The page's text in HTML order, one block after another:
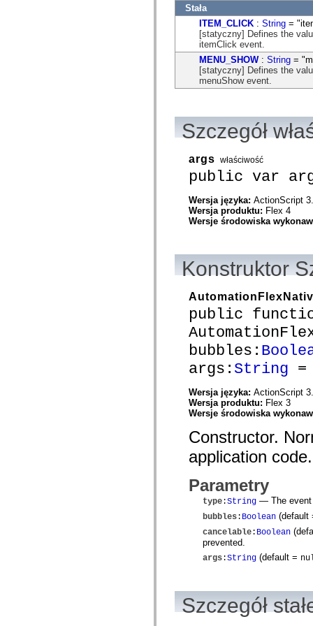
com.adobe.ep.ux.content.services.permissions
com.adobe.ep.ux.content.services.query
com.adobe.ep.ux.content.services.version
com.adobe.ep.ux.content.view.components.activate
com.adobe.ep.ux.content.view.components.grid.hover
com.adobe.ep.ux.content.view.components.grid.hover.component
com.adobe.ep.ux.content.view.components.grid.renderers
com.adobe.ep.ux.content.view.components.review
com.adobe.ep.ux.content.view.components.search.renderers
com.adobe.ep.ux.content.view.components.searchpod
com.adobe.ep.ux.content.view.components.version
com.adobe.ep.ux.documentsubmit.component
com.adobe.ep.ux.documentsubmit.domain
com.adobe.ep.ux.webdocumentviewer.domain
Stała
ITEM_CLICK : String =
[statyczny] Defines the
itemClick event.
MENU_SHOW: String =
[statyczny] Defines the
menuShow event.
Szczegół
args właściwość
public var
Wersja języka: ActionScript
Wersja produktu: Flex 4
Wersje środowiska
Konstruktor
public
bubbles:
args: String
Wersja języka: ActionScript
Wersja produktu: Flex 3
Wersje środowiska
Constructor.
application code.
Parametry
type:String — The event
bubbles: Boolean
cancelable: Boolean
prevented.
args:String (default =
Szczegół